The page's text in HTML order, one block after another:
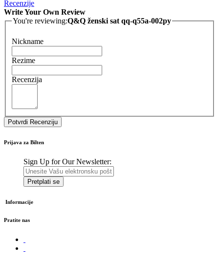
Recenzije
Write Your Own Review
You're reviewing:Q&Q ženski sat qq-q55a-002py
Nickname
Rezime
Recenzija
Potvrdi Recenziju
Prijava za Bilten
Sign Up for Our Newsletter:
Pretplati se
Informacije
Pratite nas